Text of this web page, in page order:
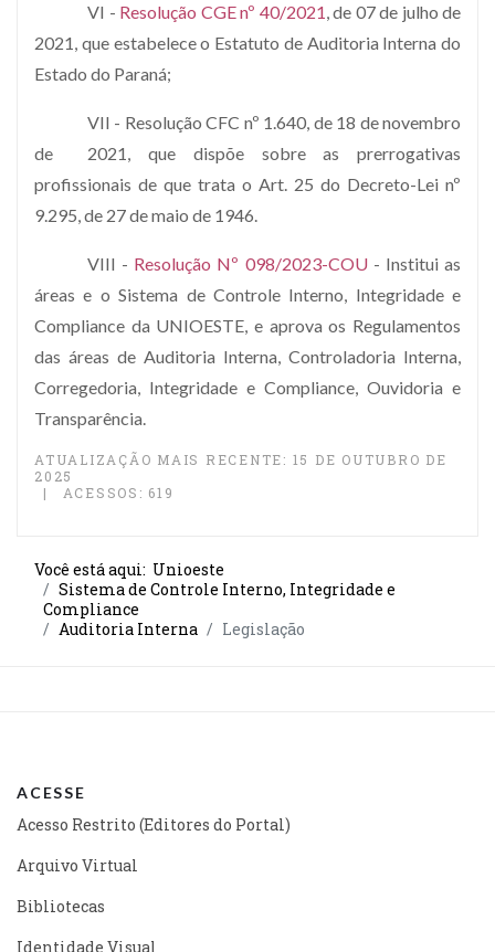
VI - Resolução CGE nº 40/2021, de 07 de julho de
2021, que estabelece o Estatuto de Auditoria Interna do
Estado do Paraná;
VII - Resolução CFC nº 1.640, de 18 de novembro
de 2021, que dispõe sobre as prerrogativas
profissionais de que trata o Art. 25 do Decreto-Lei nº
9.295, de 27 de maio de 1946.
VIII - Resolução Nº 098/2023-COU- Institui as
áreas e o Sistema de Controle Interno, Integridade e
Compliance da UNIOESTE, e aprova os Regulamentos
das áreas de Auditoria Interna, Controladoria Interna,
Corregedoria, Integridade e Compliance, Ouvidoria e
Transparência.
ATUALIZAÇÃO MAIS RECENTE: 15 DE OUTUBRO DE
2025
ACESSOS: 619
Você está aqui: Unioeste
Sistema de Controle Interno, Integridade e
Compliance
Auditoria Interna
Legislação
ACESSE
Acesso Restrito (Editores do Portal)
Arquivo Virtual
Bibliotecas
Identidade Visual